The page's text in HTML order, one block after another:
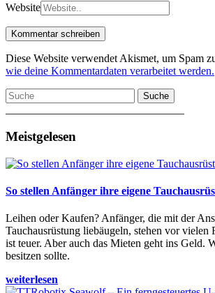
Website
Diese Website verwendet Akismet, um Spam
wie deine Kommentardaten verarbeitet werden.
Suche
Meistgelesen
So stellen Anfänger ihre eigene
Leihen oder Kaufen? Anfänger, die mit der
Tauchausrüstung liebäugeln, stehen vor vielen
ist teuer. Aber auch das Mieten geht ins Geld.
besitzen sollte.
weiterlesen